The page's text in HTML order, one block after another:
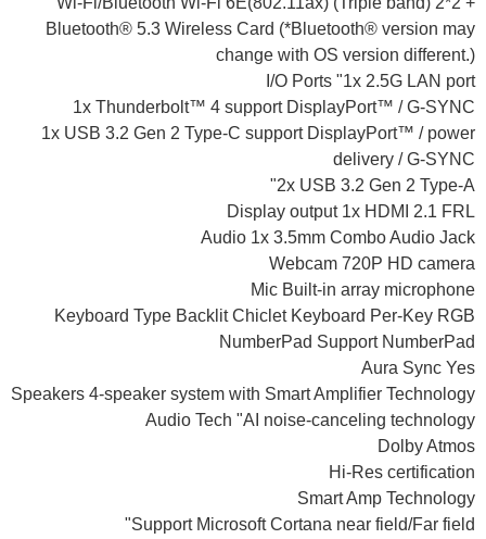
Bluetooth® 5.3 Wireless Card (*Bluetooth® version may
change with OS version different.)
I/O Ports "1x 2.5G LAN port
1x Thunderbolt™ 4 support DisplayPort™ / G-SYNC
1x USB 3.2 Gen 2 Type-C support DisplayPort™ / power
delivery / G-SYNC
2x USB 3.2 Gen 2 Type-A"
Display output 1x HDMI 2.1 FRL
Audio 1x 3.5mm Combo Audio Jack
Webcam 720P HD camera
Mic Built-in array microphone
Keyboard Type Backlit Chiclet Keyboard Per-Key RGB
NumberPad Support NumberPad
Aura Sync Yes
Speakers 4-speaker system with Smart Amplifier Technology
Audio Tech "AI noise-canceling technology
Dolby Atmos
Hi-Res certification
Smart Amp Technology
Support Microsoft Cortana near field/Far field"